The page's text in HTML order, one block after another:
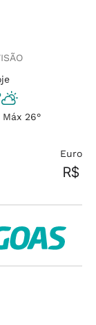
26°
Euro
R$